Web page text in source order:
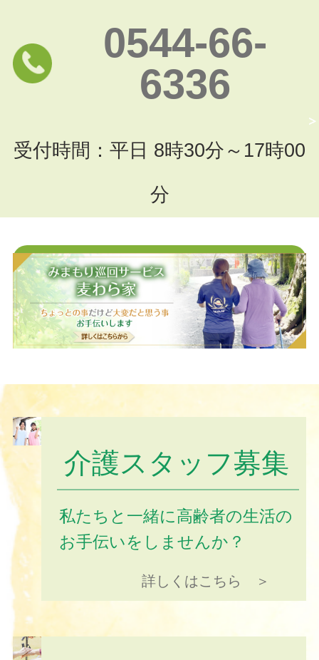
0544-66-
6336
受付時間：平日 8時30分～17時00
分
お問い合わせフォームはこちら
介護スタッフ募集
私たちと一緒に高齢者の生活の
お手伝いをしませんか？
詳しくはこちら ＞